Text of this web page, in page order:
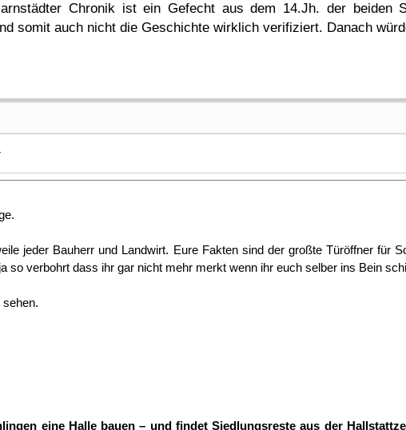
Chronik ist ein Gefecht aus dem 14.Jh. der beiden
somit auch nicht die Geschichte wirklich verifiziert. Danach
jeder Bauherr und Landwirt. Eure Fakten sind der großte Türöffner für
so verbohrt dass ihr gar nicht mehr merkt wenn ihr euch selber ins Bein
eine Halle bauen – und findet Siedlungsreste aus der